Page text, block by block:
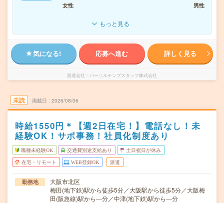
女性
男性
もっと見る
気になる! 応募へ進む 詳しく見る
派遣会社 パーソルテンプスタッフ株式会社
未読 掲載日 2026/08/06
時給1550円＊【週2日在宅！】電話なし！未
経験OK！サポ事務！社員化制度あり
職種未経験OK 交通費別途支給あり 土日祝日が休み
在宅・リモート WEB登録OK 派遣
勤務地
大阪市北区
梅田(地下鉄)駅から徒歩5分／大阪駅から徒歩5分／大阪梅
田(阪急線)駅から---分／中津(地下鉄)駅から---分